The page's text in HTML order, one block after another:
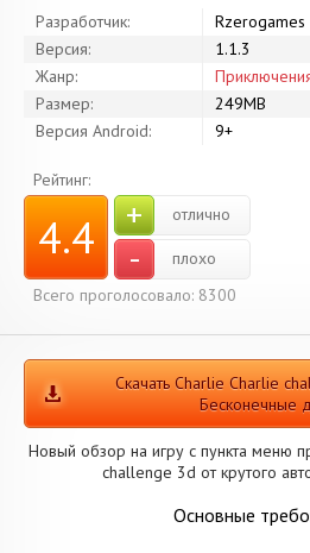
Разработчик:
Rzerogames
Версия:
1.1.3
Жанр:
Размер:
249MB
Версия Android:
9+
Рейтинг:
4.4 + отлично
-
плохо
Всего проголосовало: 8300
Скачать Charlie Charlie
Бесконечные
Новый обзор на игру с пункта меню
challenge 3d от крутого
Основные